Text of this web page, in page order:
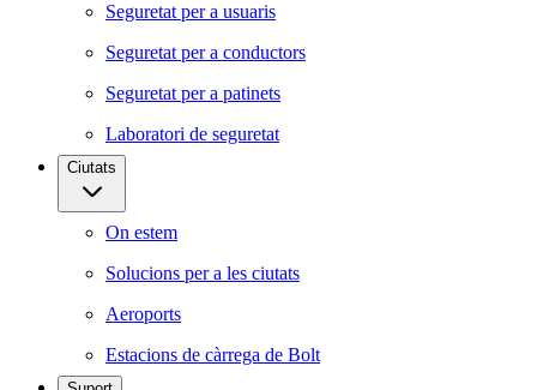
Seguretat per a usuaris
Seguretat per a conductors
Seguretat per a patinets
Laboratori de seguretat
Ciutats
On estem
Solucions per a les ciutats
Aeroports
Estacions de càrrega de Bolt